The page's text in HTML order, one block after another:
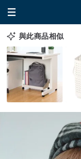
與此商品相似